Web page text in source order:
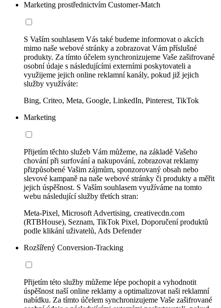
Marketing prostřednictvím Customer-Match
S Vaším souhlasem Vás také budeme informovat o akcích
mimo naše webové stránky a zobrazovat Vám příslušné
produkty. Za tímto účelem synchronizujeme Vaše zašifrované
osobní údaje s následujícími externími poskytovateli a
využijeme jejich online reklamní kanály, pokud již jejich
služby využíváte:
Bing, Criteo, Meta, Google, LinkedIn, Pinterest, TikTok
Marketing
Přijetím těchto služeb Vám můžeme, na základě Vašeho
chování při surfování a nakupování, zobrazovat reklamy
přizpůsobené Vašim zájmům, sponzorovaný obsah nebo
slevové kampaně na naše webové stránky či produkty a měřit
jejich úspěšnost. S Vaším souhlasem využíváme na tomto
webu následující služby třetích stran:
Meta-Pixel, Microsoft Advertising, creativecdn.com
(RTBHouse), Seznam, TikTok Pixel, Doporučení produktů
podle klikání uživatelů, Ads Defender
Rozšířený Conversion-Tracking
Přijetím této služby můžeme lépe pochopit a vyhodnotit
úspěšnost naší online reklamy a optimalizovat naši reklamní
nabídku. Za tímto účelem synchronizujeme Vaše zašifrované